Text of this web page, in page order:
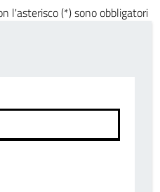
l'asterisco (*) sono obbligatori